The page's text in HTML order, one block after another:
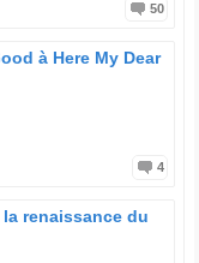
50
à Here My Dear
4
renaissance du